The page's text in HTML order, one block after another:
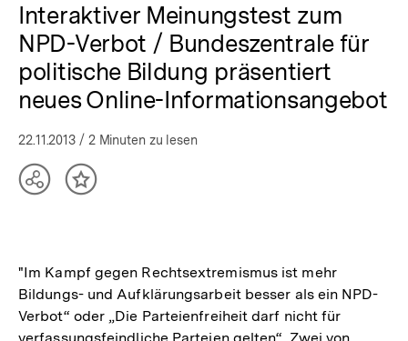
Interaktiver Meinungstest zum
NPD-Verbot / Bundeszentrale für
politische Bildung präsentiert
neues Online-Informationsangebot
22.11.2013 / 2 Minuten zu lesen
TeilenInhalt
"Im Kampf gegen Rechtsextremismus ist mehr
Bildungs- und Aufklärungsarbeit besser als ein NPD-
Verbot“ oder „Die Parteienfreiheit darf nicht für